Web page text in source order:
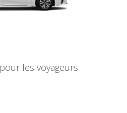
les voyageurs